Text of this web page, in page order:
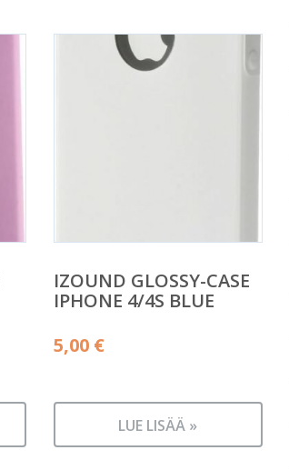
IZOUND GLOSSY-CASE
IPHONE 4/4S BLUE
5,00 €
LUE LISÄÄ »